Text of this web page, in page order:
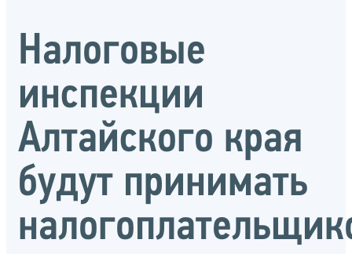
Налоговые
инспекции
Алтайского края
будут принимать